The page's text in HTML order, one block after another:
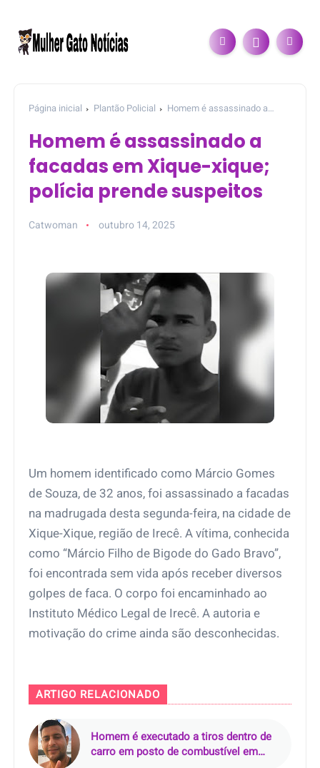
Página inicial Plantão Policial
Homem é assassinado a
Homem é assassinado a
facadas em Xique-xique;
polícia prende suspeitos
Catwoman outubro 14, 2025
Um homem identificado como Márcio Gomes
de Souza, de 32 anos, foi assassinado a facadas
na madrugada desta segunda-feira, na cidade de
Xique-Xique, região de Irecê. A vítima, conhecida
como “Márcio Filho de Bigode do Gado Bravo”,
foi encontrada sem vida após receber diversos
golpes de faca. O corpo foi encaminhado ao
Instituto Médico Legal de Irecê. A autoria e
motivação do crime ainda são desconhecidas.
ARTIGO RELACIONADO
Homem é executado a tiros dentro de
carro em posto de combustível em